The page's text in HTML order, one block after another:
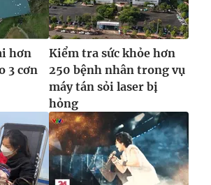
024.66 897 897
024-7300.7108
hơn
3 cơn
Kiểm tra sức khỏe hơn
250 bệnh nhân trong vụ
máy tán sỏi laser bị
hỏng